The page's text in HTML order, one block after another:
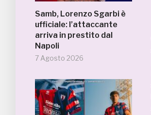
Samb, Lorenzo Sgarbi è
ufficiale: l’attaccante
arriva in prestito dal
Napoli
7 Agosto 2026